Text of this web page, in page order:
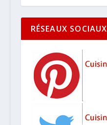
RÉSEAUX SOCIAUX